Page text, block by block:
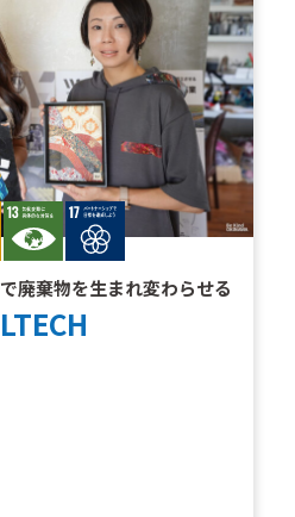
廃棄物を生まれ変わらせる